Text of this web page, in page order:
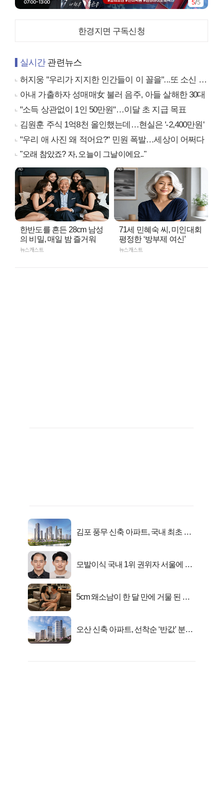
1/5
한경지면 구독신청
실시간관련뉴스
허지웅 "우리가 지지한 인간들이 이 꼴을"...또 소신 발언
아내 가출하자 성매매女 불러 음주, 아들 살해한 30대
"소득 상관없이 1인 50만원"…이달 초 지급 목표
김원훈 주식 1억8천 올인했는데…현실은 '-2,400만원'
"우리 애 사진 왜 적어요?" 민원 폭발…세상이 어쩌다
"오래 참았죠? 자, 오늘이 그날이에요.."
한반도를 흔든 28cm 남성
의 비밀, 매일 밤 즐거워
뉴스캐스트
71세 민혜숙 씨, 미인대회
평정한 ‘방부제 여신’
뉴스캐스트
김포 풍무 신축 아파트, 국내 최초 반
모발이식 국내 1위 권위자 서울에 있
5cm 왜소남이 한 달 만에 거물 된 사
오산 신축 아파트, 선착순 ‘반값’ 분양